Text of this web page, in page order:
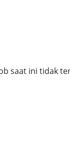
saat ini tidak